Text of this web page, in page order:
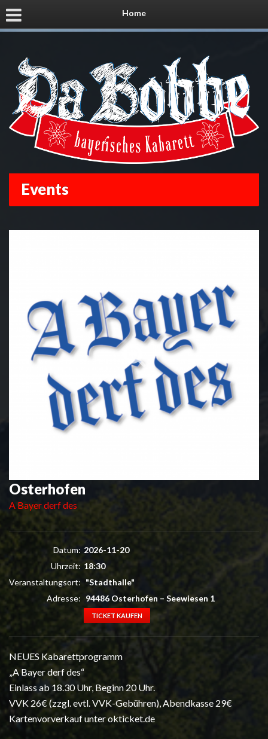
Home
Events
Osterhofen
A Bayer derf des
Datum: 2026-11-20
Uhrzeit: 18:30
Veranstaltungsort: "Stadthalle"
Adresse: 94486 Osterhofen – Seewiesen 1
TICKET KAUFEN
NEUES Kabarettprogramm
„A Bayer derf des“
Einlass ab 18.30 Uhr, Beginn 20 Uhr.
VVK 26€ (zzgl. evtl. VVK-Gebühren), Abendkasse 29€
Kartenvorverkauf unter okticket.de